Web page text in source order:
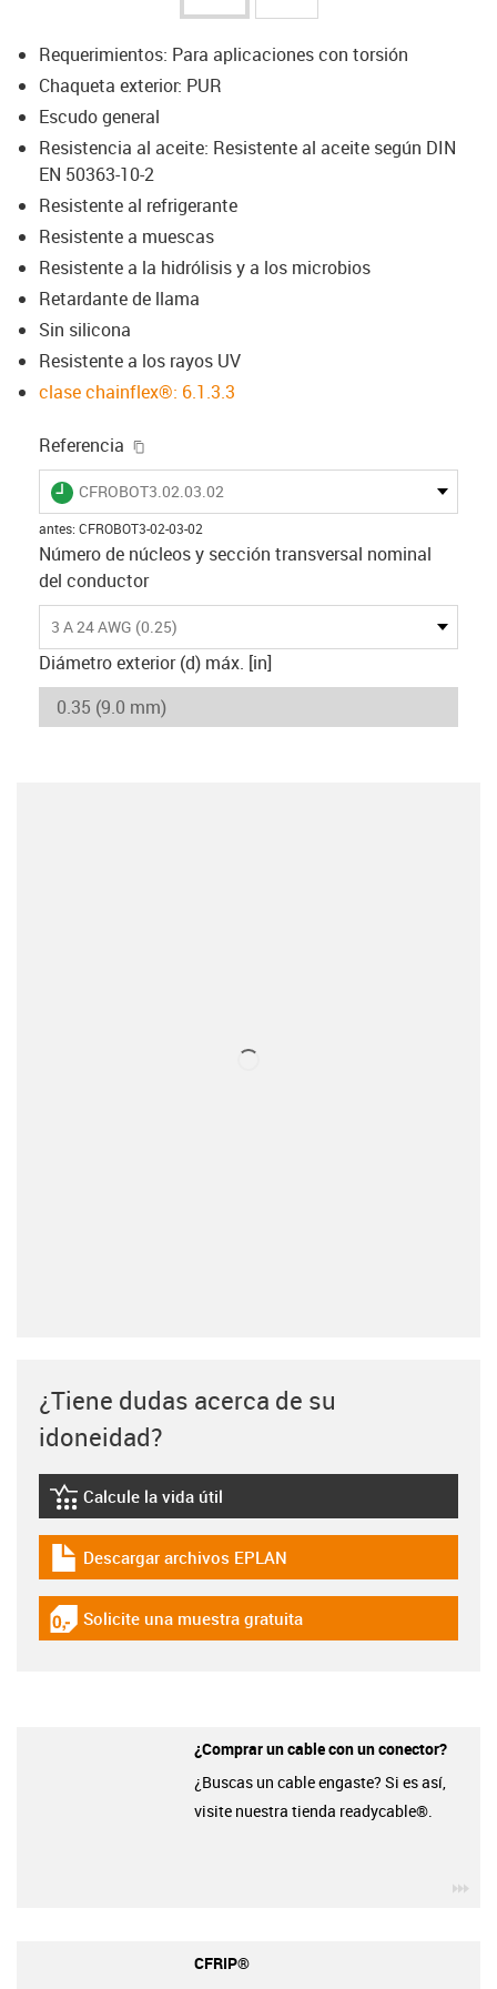
Requerimientos: Para aplicaciones con torsión
Chaqueta exterior: PUR
Escudo general
Resistencia al aceite: Resistente al aceite según DIN
EN 50363-10-2
Resistente al refrigerante
Resistente a muescas
Resistente a la hidrólisis y a los microbios
Retardante de llama
Sin silicona
Resistente a los rayos UV
clase chainflex®: 6.1.3.3
Referencia
igus-icon-lieferzeit
CFROBOT3.02.03.02
antes: CFROBOT3-02-03-02
Número de núcleos y sección transversal nominal
del conductor
3 A 24 AWG (0.25)
Diámetro exterior (d) máx. [in]
¿Tiene dudas acerca de su
idoneidad?
igus-icon-lebensdauerrechner
Calcule la vida útil
igus-icon-download-plan
Descargar archivos EPLAN
igus-icon-gratismuster
Solicite una muestra gratuita
¿Comprar un cable con un conector?
¿Buscas un cable engaste? Si es así,
visite nuestra tienda readycable®.
CFRIP®